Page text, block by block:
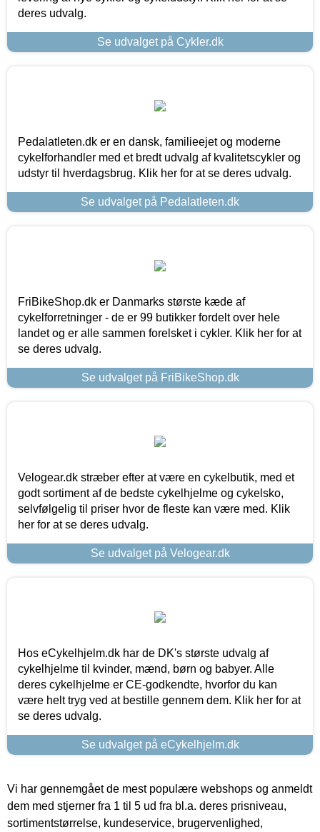
deres udvalg.
Se udvalget på Cykler.dk
Pedalatleten.dk er en dansk, familieejet og moderne
cykelforhandler med et bredt udvalg af kvalitetscykler og
udstyr til hverdagsbrug. Klik her for at se deres udvalg.
Se udvalget på Pedalatleten.dk
FriBikeShop.dk er Danmarks største kæde af
cykelforretninger - de er 99 butikker fordelt over hele
landet og er alle sammen forelsket i cykler. Klik her for at
se deres udvalg.
Se udvalget på FriBikeShop.dk
Velogear.dk stræber efter at være en cykelbutik, med et
godt sortiment af de bedste cykelhjelme og cykelsko,
selvfølgelig til priser hvor de fleste kan være med. Klik
her for at se deres udvalg.
Se udvalget på Velogear.dk
Hos eCykelhjelm.dk har de DK's største udvalg af
cykelhjelme til kvinder, mænd, børn og babyer. Alle
deres cykelhjelme er CE-godkendte, hvorfor du kan
være helt tryg ved at bestille gennem dem. Klik her for at
se deres udvalg.
Se udvalget på eCykelhjelm.dk
Vi har gennemgået de mest populære webshops og anmeldt
dem med stjerner fra 1 til 5 ud fra bl.a. deres prisniveau,
sortimentstørrelse, kundeservice, brugervenlighed,